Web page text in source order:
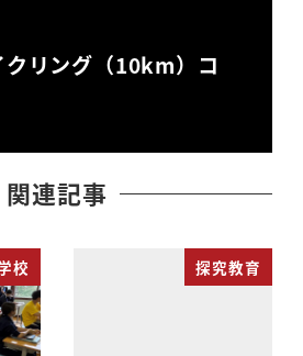
クリング（10km）コ
関連記事
校 探究教育